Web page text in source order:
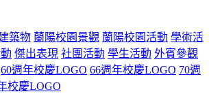
築物 蘭陽校園景觀 蘭陽校園活動 學術活
傑出表現 社團活動 學生活動 外賓參觀
60週年校慶LOGO 66週年校慶LOGO 70週
校慶LOGO